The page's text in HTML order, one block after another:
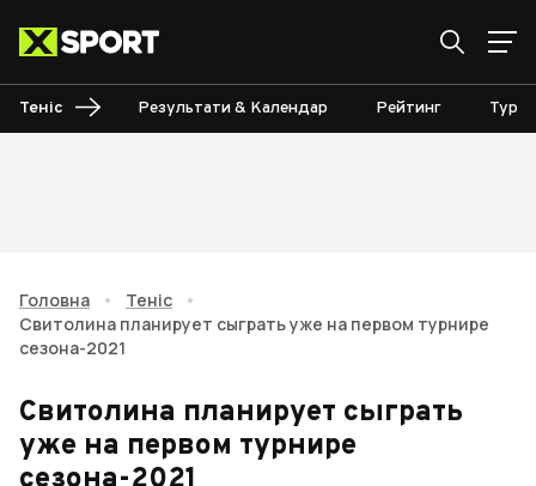
Теніс Результати & Календар Рейтинг
Головна • Теніс
•
Свитолина планирует сыграть уже на первом турнире
сезона-2021
Свитолина планирует сыграть
уже на первом турнире